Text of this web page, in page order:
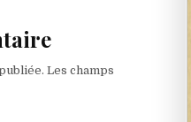
Les champs